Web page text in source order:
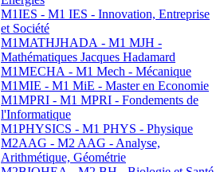
M1IES - M1 IES - Innovation, Entreprise
et Société
M1MATHJHADA - M1 MJH -
Mathématiques Jacques Hadamard
M1MECHA - M1 Mech - Mécanique
M1MIE - M1 MiE - Master en Economie
M1MPRI - M1 MPRI - Fondements de
l'Informatique
M1PHYSICS - M1 PHYS - Physique
M2AAG - M2 AAG - Analyse,
Arithmétique, Géométrie